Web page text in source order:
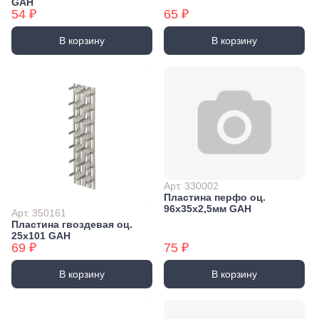
54 ₽
В корзину
65 ₽
В корзину
Арт. 350161
Пластина гвоздевая оц.
25x101 GAH
69 ₽
В корзину
Арт. 330002
Пластина перфо оц.
96х35х2,5мм GAH
75 ₽
В корзину